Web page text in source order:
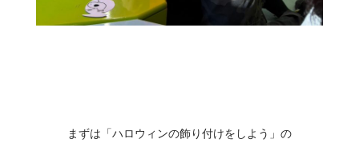
まずは「ハロウィンの飾り付けをしよう」の